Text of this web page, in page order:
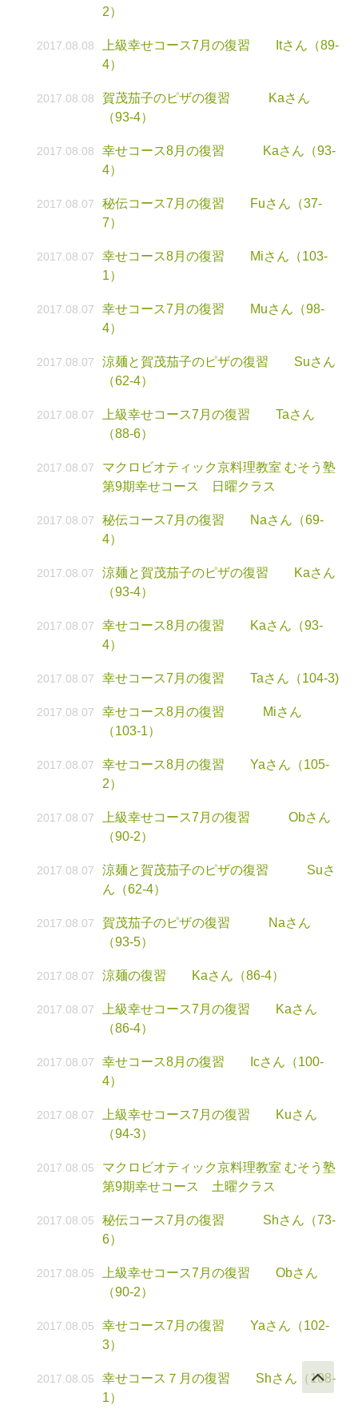
2）
2017.08.08
上級幸せコース7月の復習 Itさん（89-
4）
2017.08.08
賀茂茄子のピザの復習 Kaさん
（93-4）
2017.08.08
幸せコース8月の復習 Kaさん（93-
4）
2017.08.07
秘伝コース7月の復習 Fuさん（37-
7）
2017.08.07
幸せコース8月の復習 Miさん（103-
1）
2017.08.07
幸せコース7月の復習 Muさん（98-
4）
2017.08.07
涼麺と賀茂茄子のピザの復習 Suさん
（62-4）
2017.08.07
上級幸せコース7月の復習 Taさん
（88-6）
2017.08.07
マクロビオティック京料理教室 むそう塾
第9期幸せコース 日曜クラス
2017.08.07
秘伝コース7月の復習 Naさん（69-
4）
2017.08.07
涼麺と賀茂茄子のピザの復習 Kaさん
（93-4）
2017.08.07
幸せコース8月の復習 Kaさん（93-
4）
2017.08.07 幸せコース7月の復習 Taさん（104-3)
2017.08.07
幸せコース8月の復習 Miさん
（103-1）
2017.08.07
幸せコース8月の復習 Yaさん（105-
2）
2017.08.07
上級幸せコース7月の復習 Obさん
（90-2）
2017.08.07
涼麺と賀茂茄子のピザの復習 Suさ
ん（62-4）
2017.08.07
賀茂茄子のピザの復習 Naさん
（93-5）
2017.08.07 涼麺の復習 Kaさん（86-4）
2017.08.07
上級幸せコース7月の復習 Kaさん
（86-4）
2017.08.07
幸せコース8月の復習 Icさん（100-
4）
2017.08.07
上級幸せコース7月の復習 Kuさん
（94-3）
2017.08.05
マクロビオティック京料理教室 むそう塾
第9期幸せコース 土曜クラス
2017.08.05
秘伝コース7月の復習 Shさん（73-
6）
2017.08.05
上級幸せコース7月の復習 Obさん
（90-2）
2017.08.05
幸せコース7月の復習 Yaさん（102-
3）
2017.08.05
幸せコース７月の復習 Shさん（108-
1）